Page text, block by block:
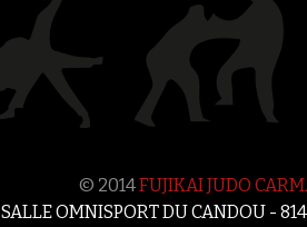
© 2014FUJIKAI JUDO
SALLE OMNISPORT DU CANDOU -